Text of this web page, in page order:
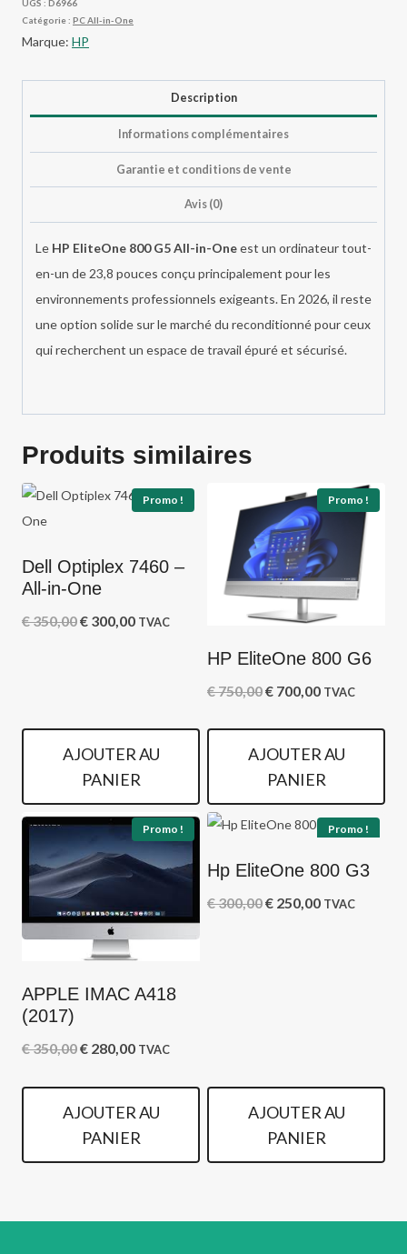
UGS : D6966
Catégorie : PC All-in-One
Marque: HP
Description
Informations complémentaires
Garantie et conditions de vente
Avis (0)
Le HP EliteOne 800 G5 All-in-Oneest un ordinateur tout-
en-un de 23,8 pouces conçu principalement pour les
environnements professionnels exigeants. En 2026, il reste
une option solide sur le marché du reconditionné pour ceux
qui recherchent un espace de travail épuré et sécurisé.
Produits similaires
Promo !
Dell Optiplex 7460 –
All-in-One
€350,00Le
€ 350,00.
€ 300,00Le
€ 300,00.
TVAC
AJOUTER AU
PANIER
Promo !
HP EliteOne 800 G6
€750,00Le
initial
était :
€ 750,00.
€ 700,00Le
actuel
est :
€ 700,00.
TVAC
AJOUTER AU
PANIER
Promo !
APPLE IMAC A418
(2017)
€350,00Le
initial
était :
€ 350,00.
€ 280,00Le
actuel
est :
€ 280,00.
TVAC
AJOUTER AU
PANIER
Promo !
Hp EliteOne 800 G3
€300,00Le
€ 250,00Le
TVAC
AJOUTER AU
PANIER